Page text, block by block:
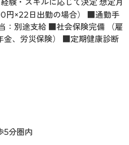
・スキルに応じて決定 想定月
円×22日出勤の場合） ■通勤手
：別途支給 ■社会保険完備 （雇
金、労災保険） ■定期健康診断
5分圏内